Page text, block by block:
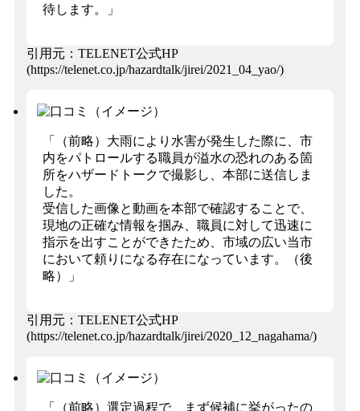
待します。」
引用元：TELENET公式HP
(https://telenet.co.jp/hazardtalk/jirei/2021_04_yao/)
「（前略）大雨により水害が発生した際に、市
内をパトロールする職員が溢水の恐れのある箇
所をハザードトークで撮影し、本部に送信しま
した。
受信した画像と動画を本部で確認することで、
現地の正確な情報を掴み、職員に対して迅速に
指示を出すことができたため、市域の広い当市
において頼りになる存在になっています。（後
略）」
引用元：TELENET公式HP
(https://telenet.co.jp/hazardtalk/jirei/2020_12_nagahama/)
「（前略）選定過程で、まず候補に挙がったの